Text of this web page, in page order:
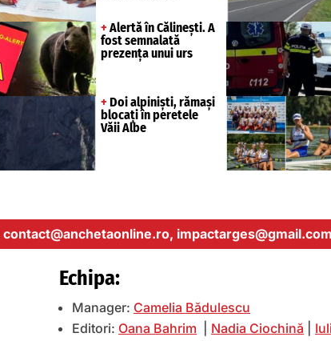
+ Alertă în Călinești. A
fost semnalată
prezența unui urs
+ Doi alpiniști, rămași
blocați în peretele
Văii Albe
contact@anchetaonline.ro, impactarges@gmail.com
Echipa:
Manager: Camelia Bădulescu
Editori: Oana Bahrim Nadia Ciochină